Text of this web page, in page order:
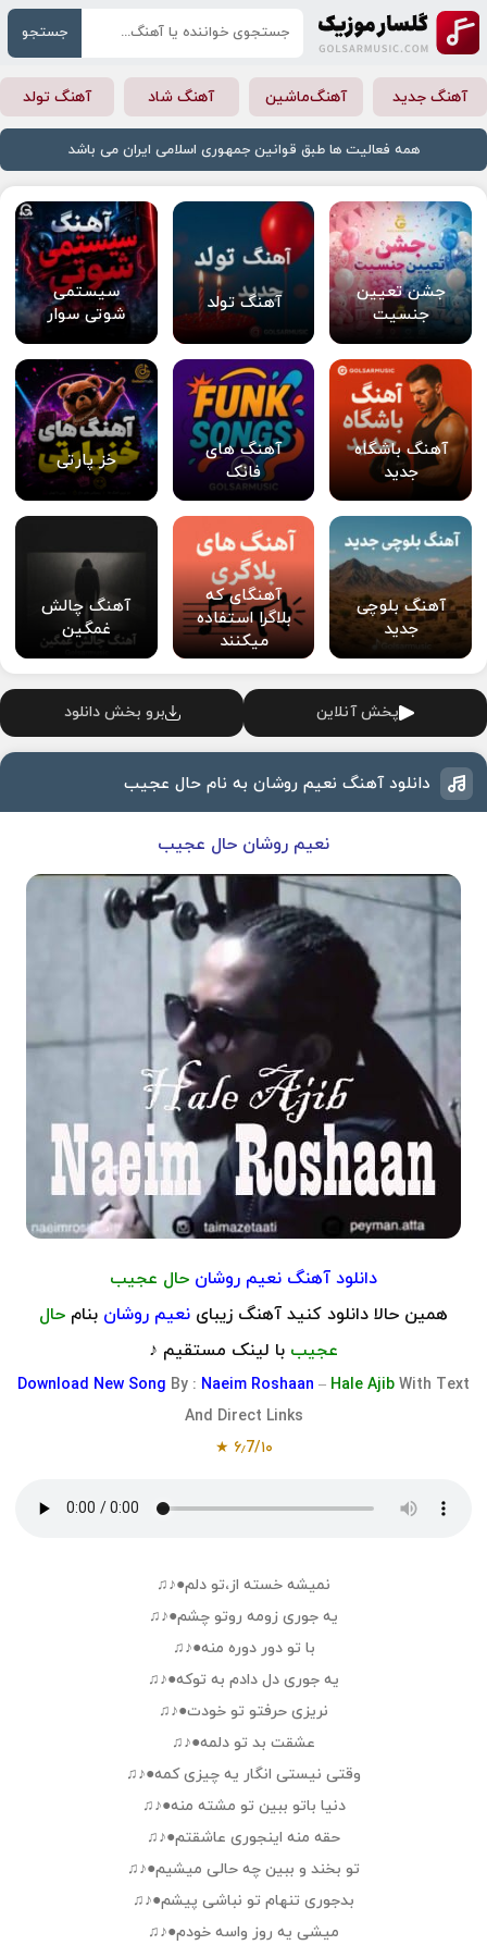
جستجو
آهنگ جدید آهنگ‌ماشین آهنگ شاد آهنگ تولد
همه فعالیت ها طبق قوانین جمهوری اسلامی ایران می باشد
جشن تعیین
جنسیت
آهنگ تولد
سیستمی
شوتی سوار
آهنگ باشگاه
جدید
آهنگ های
فانک
خز پارتی
آهنگ بلوچی
جدید
آهنگای که
بلاگرا استفاده
میکنند
آهنگ چالش
غمگین
پخش آنلاین برو بخش دانلود
دانلود آهنگ نعیم روشان به نام حال عجیب
نعیم روشان حال عجیب
دانلود آهنگ نعیم روشان حال عجیب
همین حالا دانلود کنید آهنگ زیبای نعیم روشان بنام حال
عجیب با لینک مستقیم ♪
Download New Song By : Naeim Roshaan – Hale Ajib With Text
And Direct Links
۶٫7/۱۰ ★
نمیشه خسته از،تو دلم●♪♫
یه جوری زومه روتو چشم●♪♫
با تو دور دوره منه●♪♫
یه جوری دل دادم به توکه●♪♫
نریزی حرفتو تو خودت●♪♫
عشقت بد تو دلمه●♪♫
وقتی نیستی انگار یه چیزی کمه●♪♫
دنیا باتو ببین تو مشته منه●♪♫
حقه منه اینجوری عاشقتم●♪♫
تو بخند و ببین چه حالى میشیم●♪♫
بدجورى تنهام تو نباشی پیشم●♪♫
میشی یه روز واسه خودم●♪♫